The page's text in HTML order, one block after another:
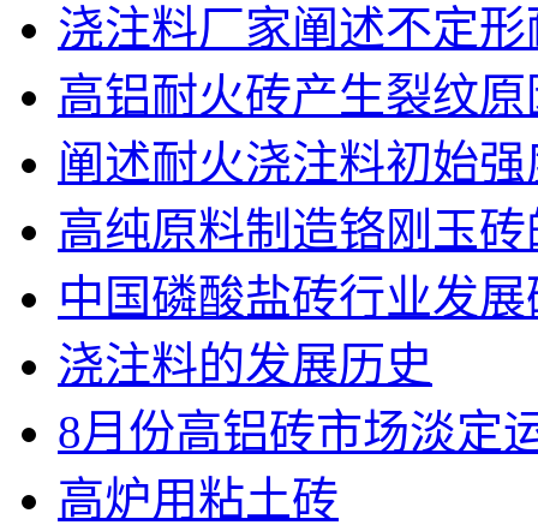
浇注料厂家阐述不定
高铝耐火砖产生裂纹
阐述耐火浇注料初始
高纯原料制造铬刚玉
中国磷酸盐砖行业发
浇注料的发展历史
8月份高铝砖市场淡定
高炉用粘土砖